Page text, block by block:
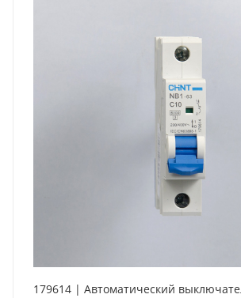
179614 | Автоматический